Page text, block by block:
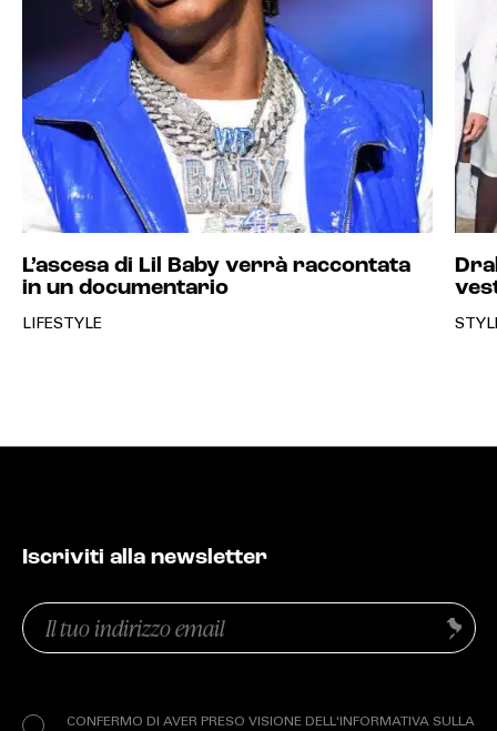
L’ascesa di Lil Baby verrà raccontata
in un documentario
LIFESTYLE
Iscriviti alla newsletter
Email
(Obbligatorio)
CONFERMO DI AVER PRESO VISIONE DELL'INFORMATIVA SULLA
Invia